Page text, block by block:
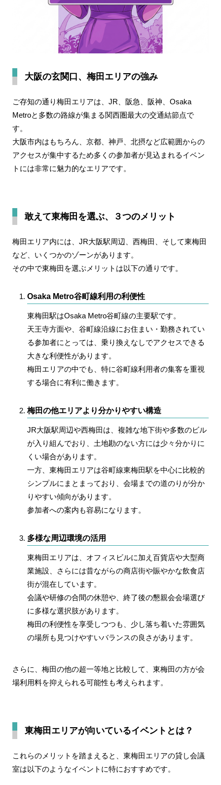
大阪の玄関口、梅田エリアの強み
ご存知の通り梅田エリアは、JR、阪急、阪神、Osaka
Metroと多数の路線が集まる関西圏最大の交通結節点で
す。
大阪市内はもちろん、京都、神戸、北摂など広範囲からの
アクセスが集中するため多くの参加者が見込まれるイベン
トには非常に魅力的なエリアです。
敢えて東梅田を選ぶ、３つのメリット
梅田エリア内には、JR大阪駅周辺、西梅田、そして東梅田
など、いくつかのゾーンがあります。
その中で東梅田を選ぶメリットは以下の通りです。
Osaka Metro谷町線利用の利便性
東梅田駅はOsaka Metro谷町線の主要駅です。
天王寺方面や、谷町線沿線にお住まい・勤務されてい
る参加者にとっては、乗り換えなしでアクセスできる
大きな利便性があります。
梅田エリアの中でも、特に谷町線利用者の集客を重視
する場合に有利に働きます。
梅田の他エリアより分かりやすい構造
JR大阪駅周辺や西梅田は、複雑な地下街や多数のビル
が入り組んでおり、土地勘のない方には少々分かりに
くい場合があります。
一方、東梅田エリアは谷町線東梅田駅を中心に比較的
シンプルにまとまっており、会場までの道のりが分か
りやすい傾向があります。
参加者への案内も容易になります。
多様な周辺環境の活用
東梅田エリアは、オフィスビルに加え百貨店や大型商
業施設、さらには昔ながらの商店街や賑やかな飲食店
街が混在しています。
会議や研修の合間の休憩や、終了後の懇親会会場選び
に多様な選択肢があります。
梅田の利便性を享受しつつも、少し落ち着いた雰囲気
の場所も見つけやすいバランスの良さがあります。
さらに、梅田の他の超一等地と比較して、東梅田の方が会
場利用料を抑えられる可能性も考えられます。
東梅田エリアが向いているイベントとは？
これらのメリットを踏まえると、東梅田エリアの貸し会議
室は以下のようなイベントに特におすすめです。